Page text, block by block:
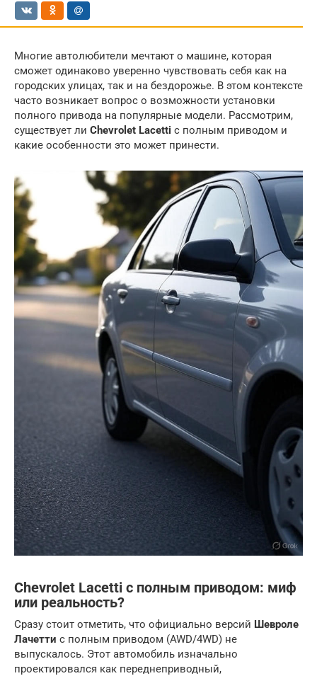
Многие автолюбители мечтают о машине, которая
сможет одинаково уверенно чувствовать себя как на
городских улицах, так и на бездорожье. В этом контексте
часто возникает вопрос о возможности установки
полного привода на популярные модели. Рассмотрим,
существует ли Chevrolet Lacetti с полным приводом и
какие особенности это может принести.
Chevrolet Lacetti с полным приводом: миф
или реальность?
Сразу стоит отметить, что официально версий Шевроле
Лачетти с полным приводом (AWD/4WD) не
выпускалось. Этот автомобиль изначально
проектировался как переднеприводный,